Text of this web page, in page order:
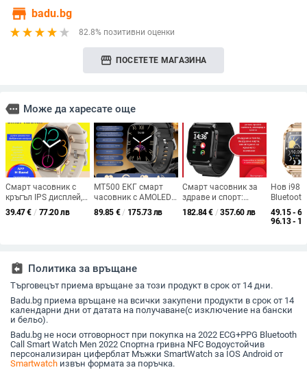
store badu.bg
82.8% позитивни оценки
storefront ПОСЕТЕТЕ МАГАЗИНА
more Може да харесате още
Смарт часовник с
кръгъл IPS дисплей,
Bluetooth обаждане,
мониторинг на
14 дни живот на
39.47€ / 77.20 лв
MT500 ЕКГ смарт
часовник с AMOLED
дисплей, офлайн
плащане, Bluetooth
89.85 € / 175.73 лв
Смарт часовник за
здраве и спорт:
измерване на кръвно
налягане,
182.84€ / 357.60 лв
Нов i98
Watch,
49.15 -
96.13 -
assignment_return Политика за връщане
Търговецът приема връщане за този продукт в срок от 14 дни.
Badu.bg приема връщане на всички закупени продукти в срок от 14
календарни дни от датата на получаване(с изключение на бански
и бельо).
Badu.bg не носи отговорност при покупка на 2022 ECG+PPG Bluetooth
Call Smart Watch Men 2022 Спортна гривна NFC Водоустойчив
персонализиран циферблат Мъжки SmartWatch за IOS Android от
Smartwatch извън формата за поръчка.